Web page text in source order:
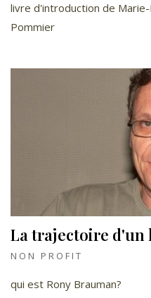
livre d'introduction de
Pommier
La trajectoire d'un
NON PROFIT
qui est Rony Brauman?